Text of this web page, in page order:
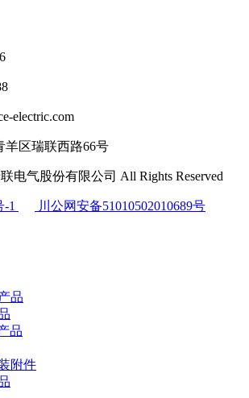
electric.com
区瑞联西路66号
电气股份有限公司 All Rights Reserved
-1 川公网安备51010502010689号
品
品
附件